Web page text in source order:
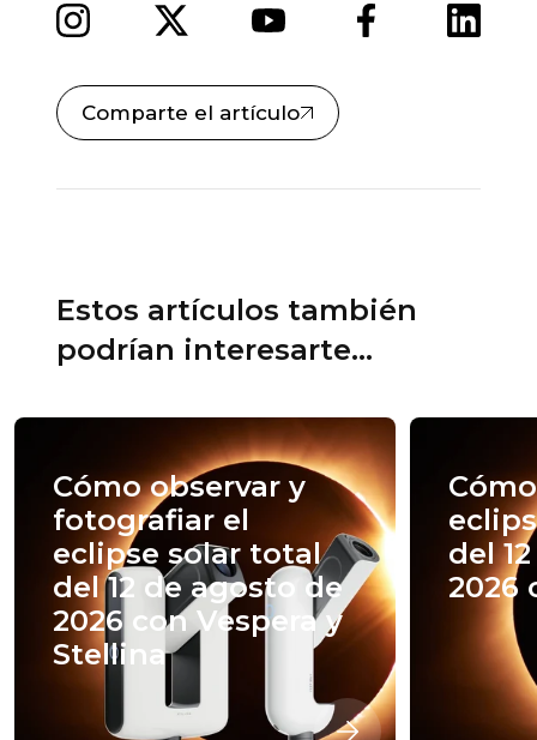
Comparte el artículo
Estos artículos también
podrían interesarte...
Cómo observar y
fotografiar el
eclipse solar total
del 12 de agosto de
2026 con Vespera y
Stellina
del
2026